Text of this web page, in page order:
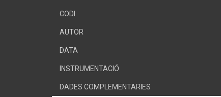
CODI
AUTOR
DATA
INSTRUMENTACIÓ
DADES COMPLEMENTARIES